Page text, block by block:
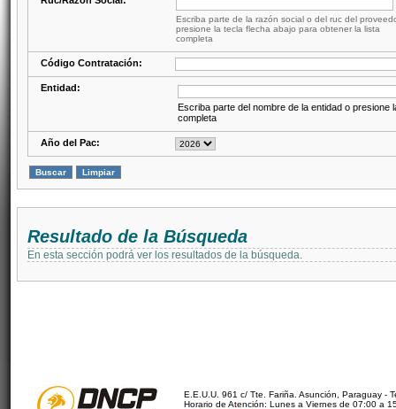
Escriba parte de la razón social o del ruc del
presione la tecla flecha abajo para obtener la lista
completa
Código Contratación:
Entidad:
Escriba parte del nombre de la entidad o presione
completa
Año del Pac:
Resultado de la Búsqueda
En esta sección podrá ver los resultados de la búsqueda.
E.E.U.U. 961 c/ Tte. Fariña. Asunción, Paraguay -
Horario de Atención: Lunes a Viernes de 07:00 a